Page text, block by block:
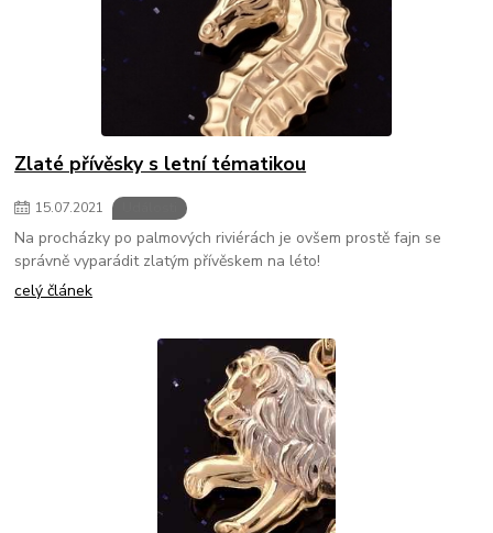
Zlaté přívěsky s letní tématikou
15.07.2021
Na procházky po palmových riviérách je ovšem prostě fajn se
správně vyparádit zlatým přívěskem na léto!
celý článek